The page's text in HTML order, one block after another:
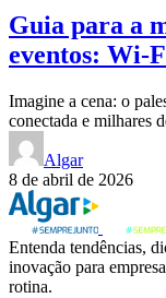
Guia para a
eventos: Wi-
Imagine a cena: o
conectada e milhares
Algar
8 de abril de 2026
Entenda tendências,
inovação para
rotina.